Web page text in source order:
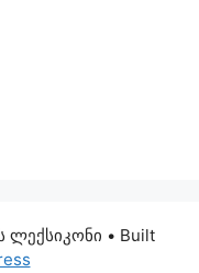
ლექსიკონი • Built